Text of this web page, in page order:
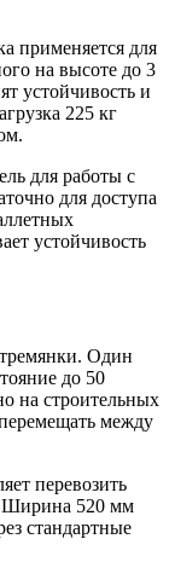
применяется для
на высоте до 3
устойчивость и
225 кг
для работы с
для доступа
устойчивость
Один
до 50
на строительных
между
перевозить
Ширина 520 мм
стандартные